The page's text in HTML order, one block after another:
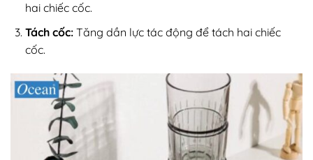
hai chiếc cốc.
Tách cốc:Tăng dần lực tác động để tách hai chiếc
cốc.